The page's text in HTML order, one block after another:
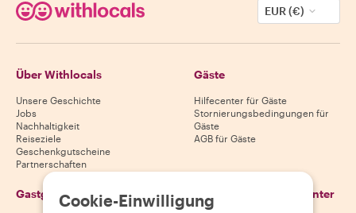
EUR (€)
Über Withlocals
Unsere Geschichte
Jobs
Nachhaltigkeit
Reiseziele
Geschenkgutscheine
Partnerschaften
Gäste
Hilfecenter für Gäste
Stornierungsbedingungen für
Gäste
AGB für Gäste
Gastgeber Lade unsere App herunter
Cookie-Einwilligung